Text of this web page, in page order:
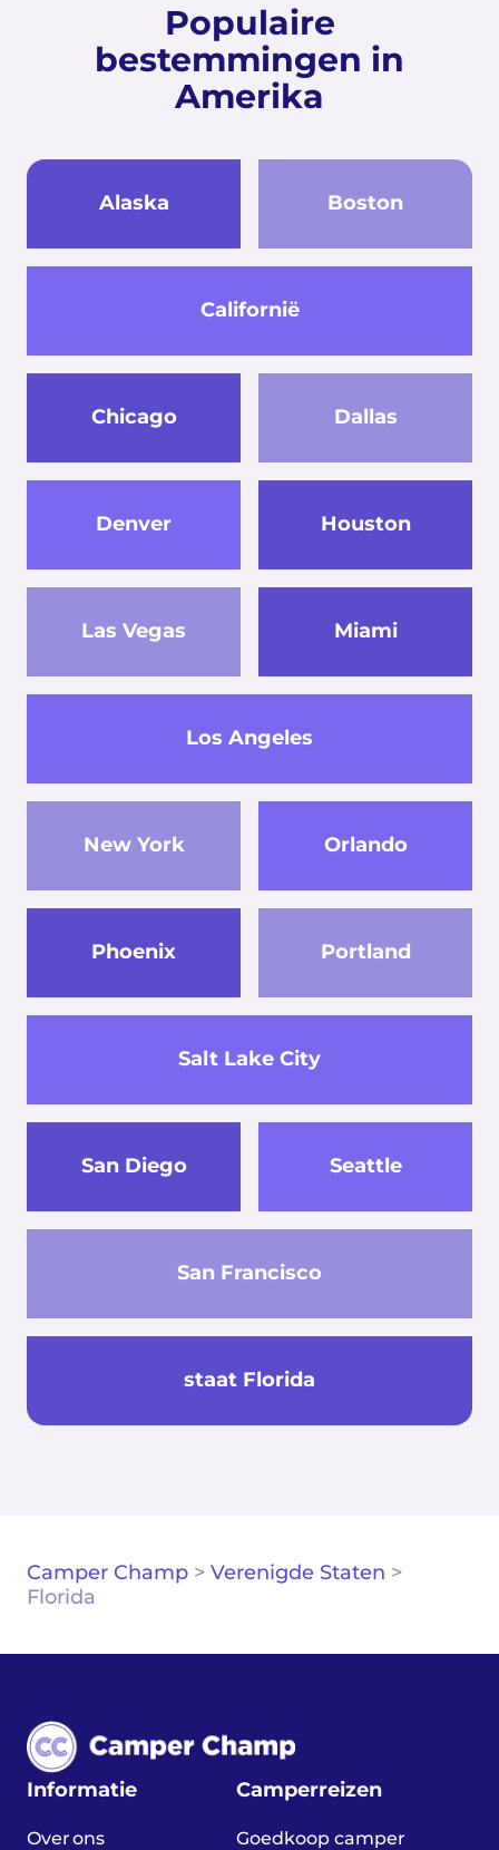
Populaire
bestemmingen in
Amerika
Alaska Boston
Californië
Chicago Dallas
Denver Houston
Las Vegas
Los Angeles
Miami
New York Orlando
Phoenix Portland
Salt Lake City
San Diego
San Francisco
Seattle
staat Florida
Camper Champ > Verenigde Staten >
Florida
Informatie
Over ons
Camperreizen
Goedkoop camper